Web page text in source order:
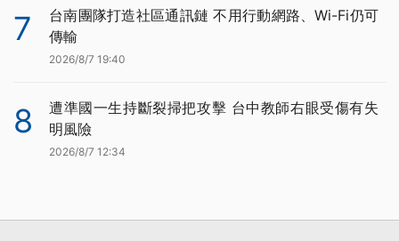
7
台南團隊打造社區通訊鏈 不用行動網路、Wi-Fi仍可
傳輸
2026/8/7 19:40
8
遭準國一生持斷裂掃把攻擊 台中教師右眼受傷有失
明風險
2026/8/7 12:34